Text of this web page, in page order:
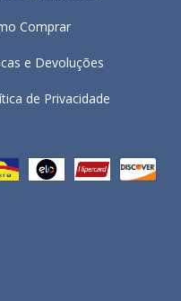
Comprar
e Devoluções
de Privacidade